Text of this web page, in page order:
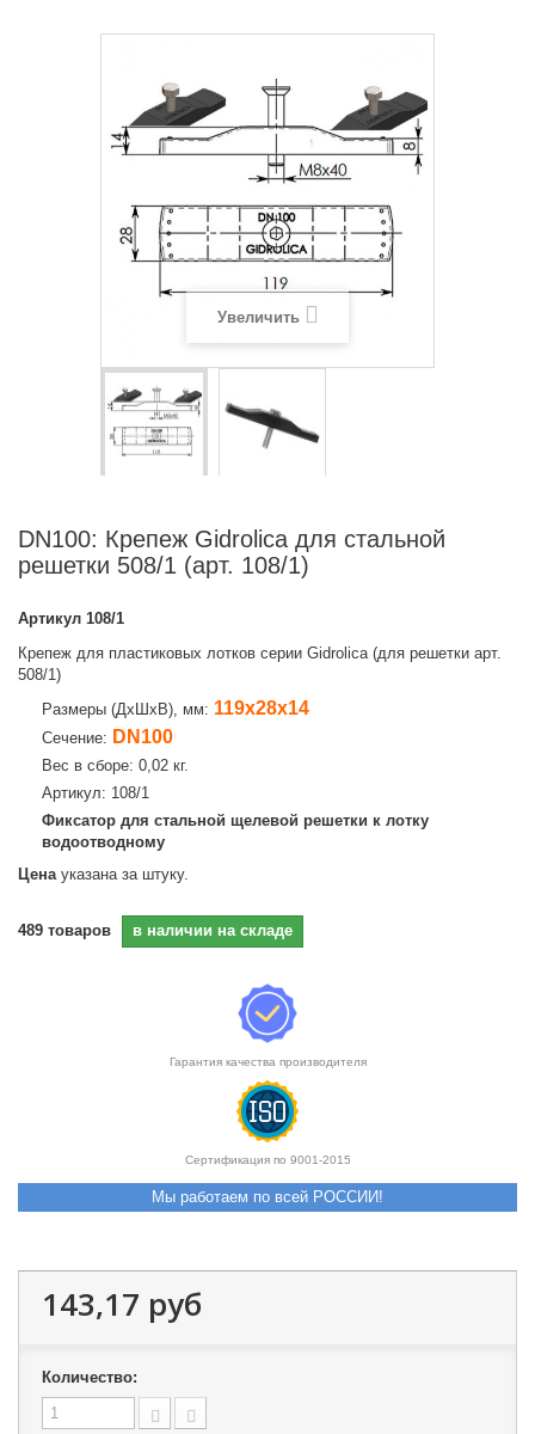
Увеличить
DN100: Крепеж Gidrolica для стальной
решетки 508/1 (арт. 108/1)
Артикул 108/1
Крепеж для пластиковых лотков серии Gidrolica (для решетки арт.
508/1)
Размеры (ДхШхВ), мм: 119х28х14
Сечение: DN100
Вес в сборе: 0,02 кг.
Артикул: 108/1
Фиксатор для стальной щелевой решетки к лотку
водоотводному
Ценауказана за штуку.
489 товаров в наличии на складе
Гарантия качества производителя
Сертификация по 9001-2015
Мы работаем по всей РОССИИ!
143,17 руб
Количество: